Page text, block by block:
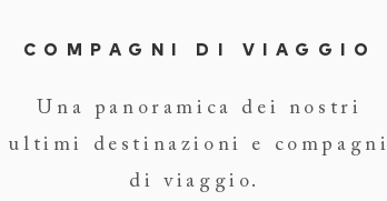
COMPAGNI DI VIAGGIO
Una panoramica dei nostri
ultimi destinazioni e compagni
di viaggio.